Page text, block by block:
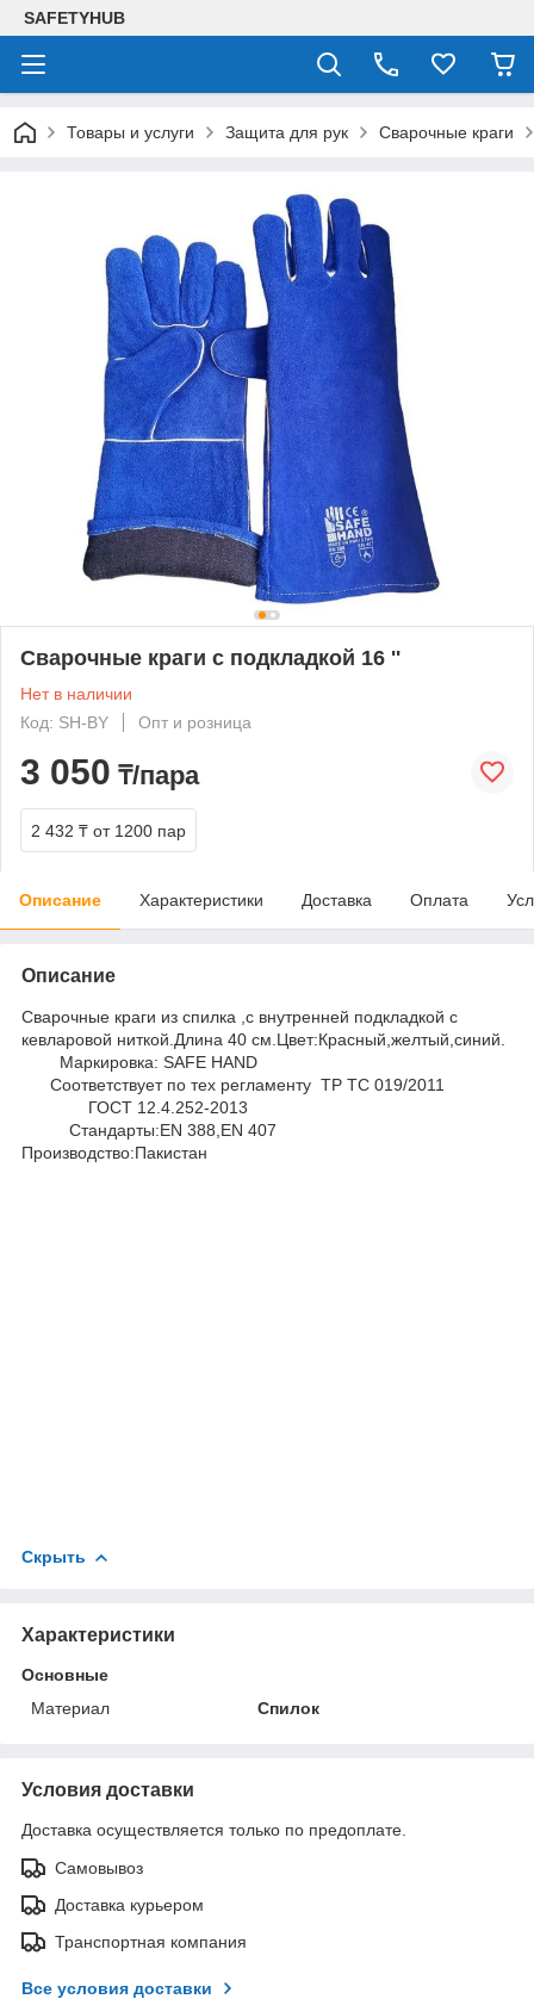
SAFETYHUB
Товары и услуги Защита для рук Сварочные краги
Сварочные краги с подкладкой 16 ''
Нет в наличии
Код: SH-BY
Опт и розница
3 050 ₸/пара
2 432 ₸ от 1200 пар
Описание Характеристики Доставка Оплата
Описание
Сварочные краги из спилка ,с внутренней подкладкой с
кевларовой ниткой.Длина 40 см.Цвет:Красный,желтый,синий.
Маркировка: SAFE HAND
Соответствует по тех регламенту ТР ТС 019/2011
ГОСТ 12.4.252-2013
Стандарты:EN 388,EN 407
Производство:Пакистан
Скрыть
Характеристики
Основные
Материал
Спилок
Условия доставки
Доставка осуществляется только по предоплате.
Самовывоз
Доставка курьером
Транспортная компания
Все условия доставки